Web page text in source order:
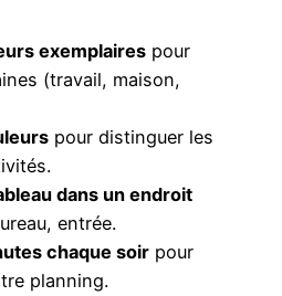
exemplaires pour
(travail, maison,
pour distinguer les
dans un endroit
entrée.
chaque soir pour
planning.